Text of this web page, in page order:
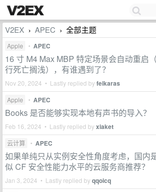
V2EX › APEC › 全部主题
Apple • APEC
16 寸 M4 Max MBP 特定场景会自动重启
行死亡搁浅），有谁遇到了？
Nov 20, 2024 • Lastly replied byfeikaras
Apple • APEC
Books 是否能够实现本地有声书的导入？
Feb 16, 2024 • Lastly replied byxiaket
云计算 • APEC
如果单纯只从实例安全性角度考虑，国内
似 CF 安全性能力水平的云服务商推荐？
Jan 3, 2024 • Lastly replied byqqoicq